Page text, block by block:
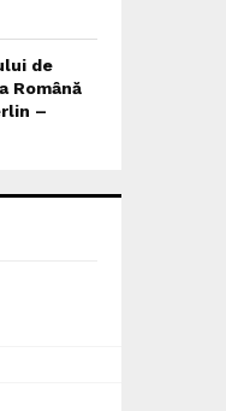
de
Română
–